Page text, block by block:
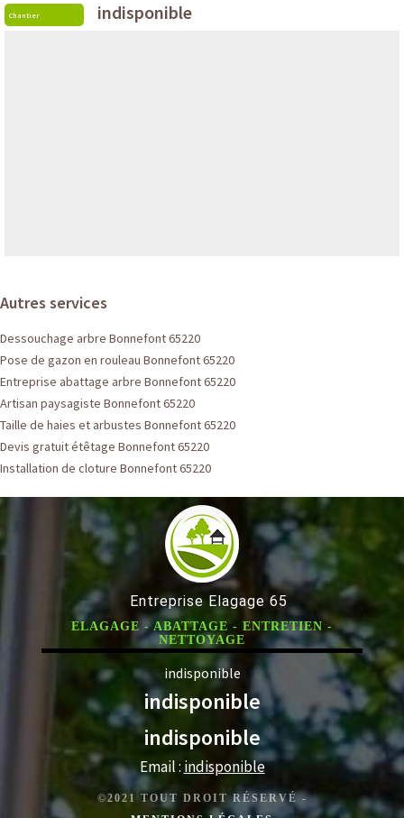
Chantier indisponible
Autres services
Dessouchage arbre Bonnefont 65220
Pose de gazon en rouleau Bonnefont 65220
Entreprise abattage arbre Bonnefont 65220
Artisan paysagiste Bonnefont 65220
Taille de haies et arbustes Bonnefont 65220
Devis gratuit étêtage Bonnefont 65220
Installation de cloture Bonnefont 65220
Entreprise Elagage 65
ELAGAGE - ABATTAGE - ENTRETIEN -
NETTOYAGE
indisponible
indisponible
indisponible
Email : indisponible
©2021 TOUT DROIT RÉSERVÉ -